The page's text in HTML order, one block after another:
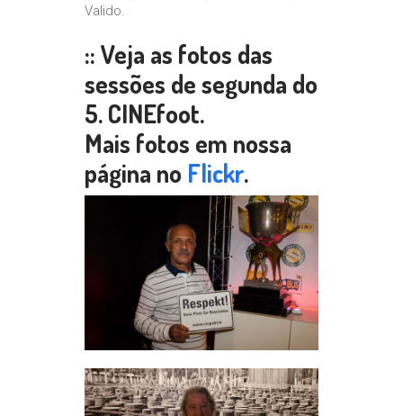
Valido.
:: Veja as fotos das
sessões de segunda do
5. CINEfoot.
Mais fotos em nossa
página no Flickr.